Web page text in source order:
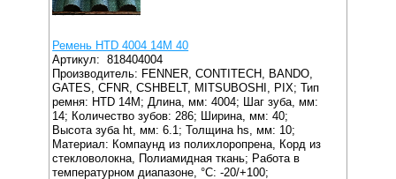
Ремень HTD 4004 14M 40
Артикул:818404004
Производитель: FENNER, CONTITECH, BANDO,
GATES, CFNR, CSHBELT, MITSUBOSHI, PIX; Тип
ремня: HTD 14M; Длина, мм: 4004; Шаг зуба, мм:
14; Количество зубов: 286; Ширина, мм: 40;
Высота зуба ht, мм: 6.1; Толщина hs, мм: 10;
Материал: Компаунд из полихлоропрена, Корд из
стекловолокна, Полиамидная ткань; Работа в
температурном диапазоне, °C: -20/+100;